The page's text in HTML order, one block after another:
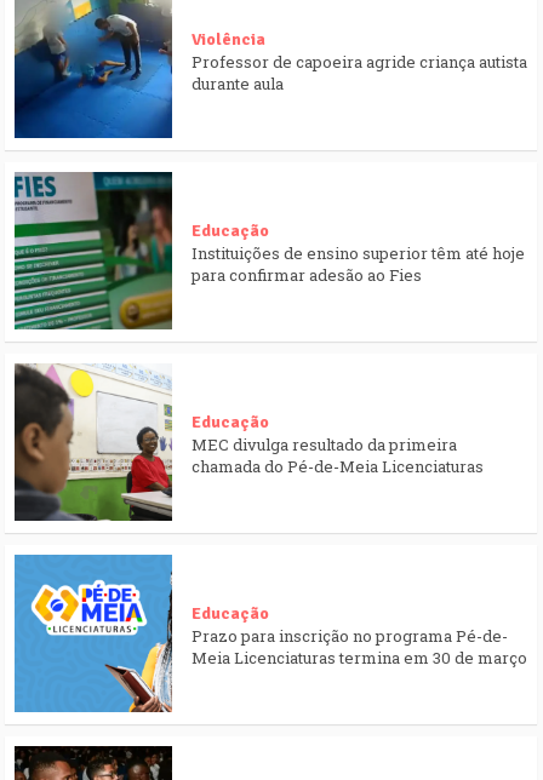
Violência
Professor de capoeira agride criança autista
durante aula
Educação
Instituições de ensino superior têm até hoje
para confirmar adesão ao Fies
Educação
MEC divulga resultado da primeira
chamada do Pé-de-Meia Licenciaturas
Educação
Prazo para inscrição no programa Pé-de-
Meia Licenciaturas termina em 30 de março